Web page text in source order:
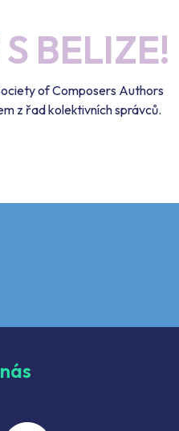
BELIZE!
of Composers Authors
z řad kolektivních správců.